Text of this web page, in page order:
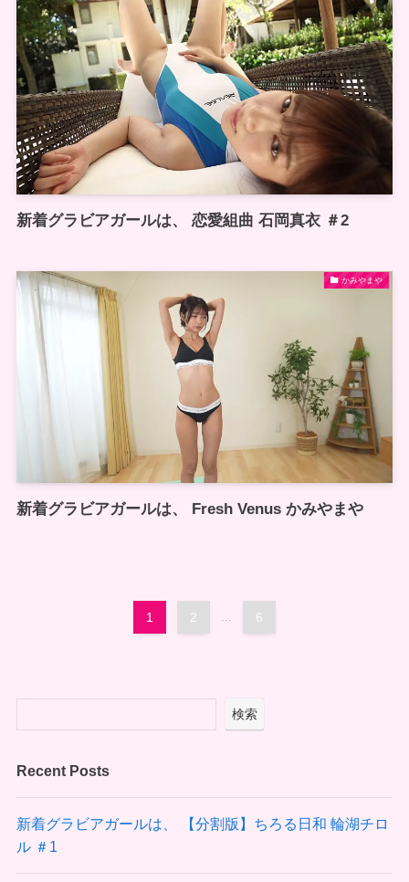
新着グラビアガールは、 恋愛組曲 石岡真衣 ＃2
かみやまや
新着グラビアガールは、 Fresh Venus かみやまや
1 2 ... 6
検索
Recent Posts
新着グラビアガールは、 【分割版】ちろる日和 輪湖チロ
ル ＃1